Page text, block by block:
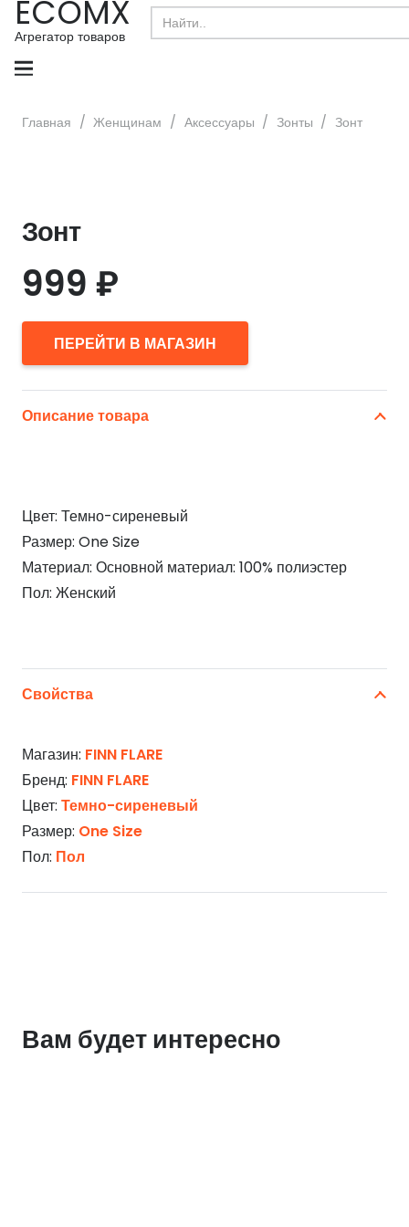
ECOMX
Агрегатор товаров
Search
for:
Главная / Женщинам / Аксессуары / Зонты / Зонт
Зонт
999 ₽
ПЕРЕЙТИ В МАГАЗИН
Описание товара
Цвет: Темно-сиреневый
Размер: One Size
Материал: Основной материал: 100% полиэстер
Пол: Женский
Свойства
Магазин: FINN FLARE
Бренд: FINN FLARE
Цвет: Темно-сиреневый
Размер: One Size
Пол: Пол
Вам будет интересно